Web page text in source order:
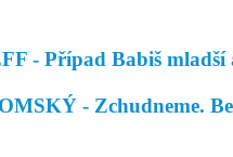
- Případ Babiš mladší
- Zchudneme.